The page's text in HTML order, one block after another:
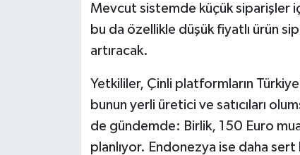
Mevcut sistemde küçük siparişler
bu da özellikle düşük fiyatlı ürün
artıracak.
Yetkililer, Çinli platformların
bunun yerli üretici ve satıcıları
de gündemde: Birlik, 150 Euro
planlıyor. Endonezya ise daha sert